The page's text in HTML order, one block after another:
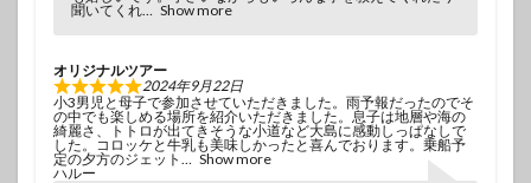
聞いてくれ
Show more
オリジナルツアー
2024年9月22日
小3男児と母子で参加させていただきました。雨予報だったのでそ
の中でも楽しめる場所を紹介いただきました。息子は地層や海の
綺麗さ、トトロが出てきそうな小道など大島に感動しっぱなしで
した。コロッケと牛乳も美味しかったと喜んでおります。乗船予
定の夕方のジェット
Show more
ハルー